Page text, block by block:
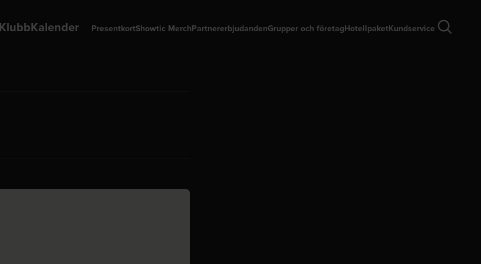
Kalender PresentkortShowtic MerchPartnererbjudandenGrupper och företagHotellpaketKundservice